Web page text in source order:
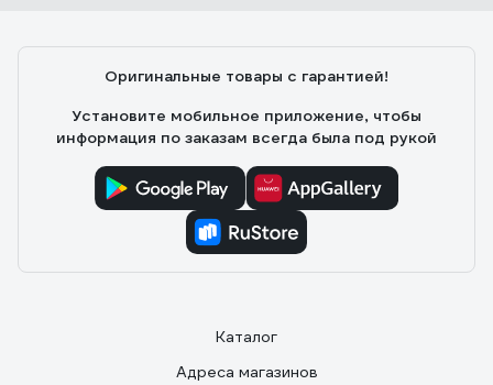
Оригинальные товары с гарантией!
Установите мобильное приложение, чтобы
информация по заказам всегда была под рукой
Каталог
Адреса магазинов